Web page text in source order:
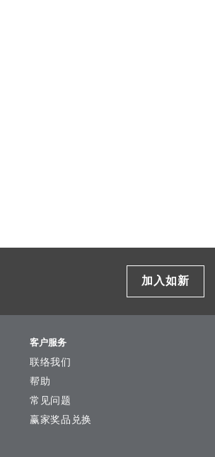
加入如新
客户服务
联络我们
帮助
常见问题
赢家奖品兑换